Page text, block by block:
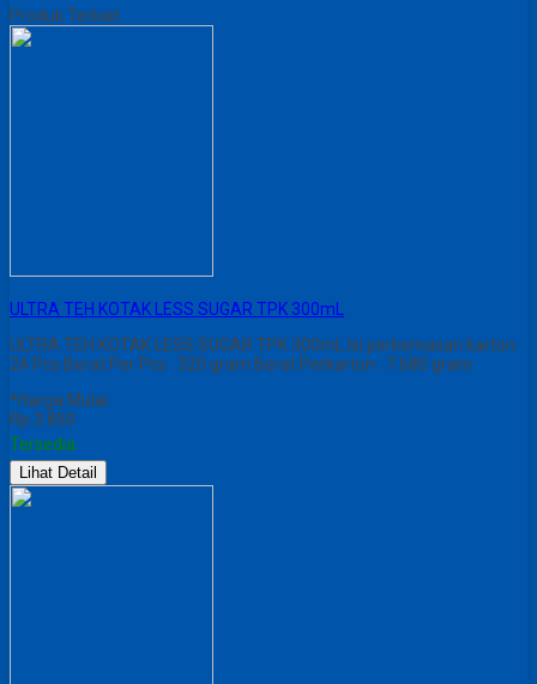
Produk Terkait
ULTRA TEH KOTAK LESS SUGAR TPK 300mL
ULTRA TEH KOTAK LESS SUGAR TPK 300mL Isi perkemasan karton :
24 Pcs Berat Per Pcs : 320 gram Berat Perkarton : 7.680 gram
*Harga Mulai
Rp 3.850
Tersedia
Lihat Detail